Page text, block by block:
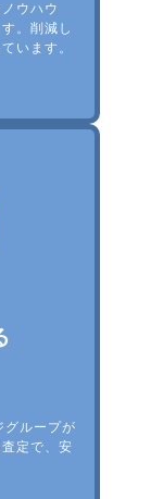
ウハウ
。削減し
います。
グループが
定で、安